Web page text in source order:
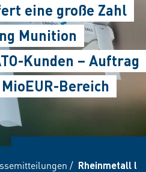
eine große Zahl
Munition
Kunden – Auftrag
Bereich
/ Rheinmetall